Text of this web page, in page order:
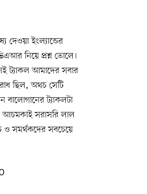
দেওয়া ইংল্যান্ডের
নিয়ে প্রশ্ন তোলে।
ট্যাকল আমাদের সবার
ছিল, অথচ সেটি
ট্যাকলটা
সরাসরি লাল
ও সমর্থকদের সবচেয়ে